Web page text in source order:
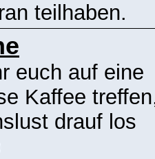
teilhaben.
euch auf eine
Kaffee
drauf los